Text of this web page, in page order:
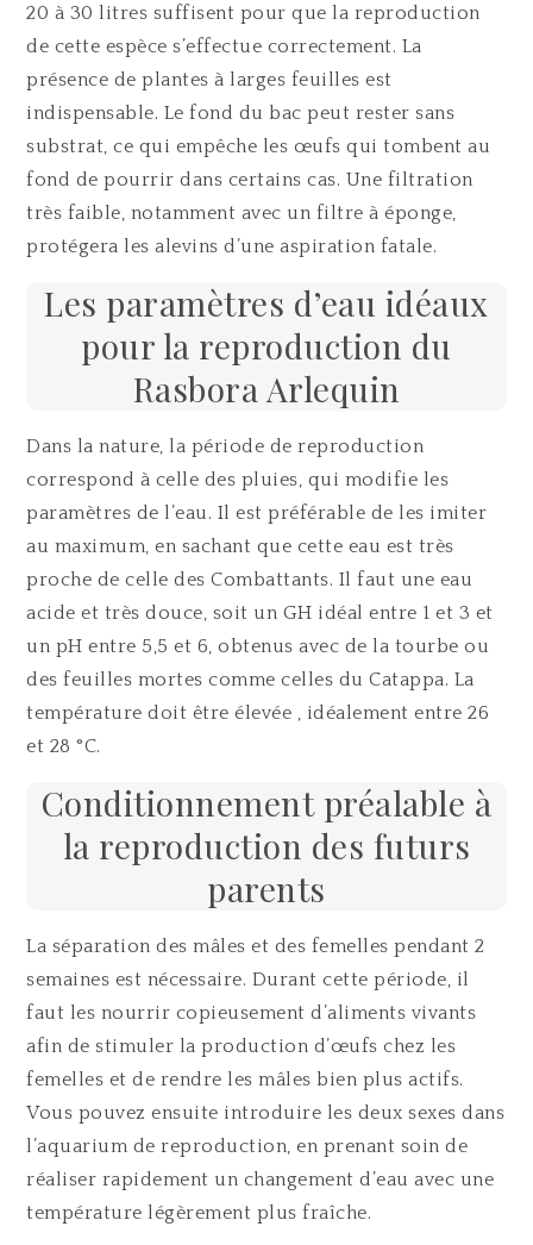
20 à 30 litres suffisent pour que la reproduction
de cette espèce s’effectue correctement. La
présence de plantes à larges feuilles est
indispensable. Le fond du bac peut rester sans
substrat, ce qui empêche les œufs qui tombent au
fond de pourrir dans certains cas. Une filtration
très faible, notamment avec un filtre à éponge,
protégera les alevins d’une aspiration fatale.
Les paramètres d’eau idéaux
pour la reproduction du
Rasbora Arlequin
Dans la nature, la période de reproduction
correspond à celle des pluies, qui modifie les
paramètres de l’eau. Il est préférable de les imiter
au maximum, en sachant que cette eau est très
proche de celle des Combattants. Il faut une eau
acide et très douce, soit un GH idéal entre 1 et 3 et
un pH entre 5,5 et 6, obtenus avec de la tourbe ou
des feuilles mortes comme celles du Catappa. La
température doit être élevée , idéalement entre 26
et 28 °C.
Conditionnement préalable à
la reproduction des futurs
parents
La séparation des mâles et des femelles pendant 2
semaines est nécessaire. Durant cette période, il
faut les nourrir copieusement d’aliments vivants
afin de stimuler la production d’œufs chez les
femelles et de rendre les mâles bien plus actifs.
Vous pouvez ensuite introduire les deux sexes dans
l’aquarium de reproduction, en prenant soin de
réaliser rapidement un changement d’eau avec une
température légèrement plus fraîche.